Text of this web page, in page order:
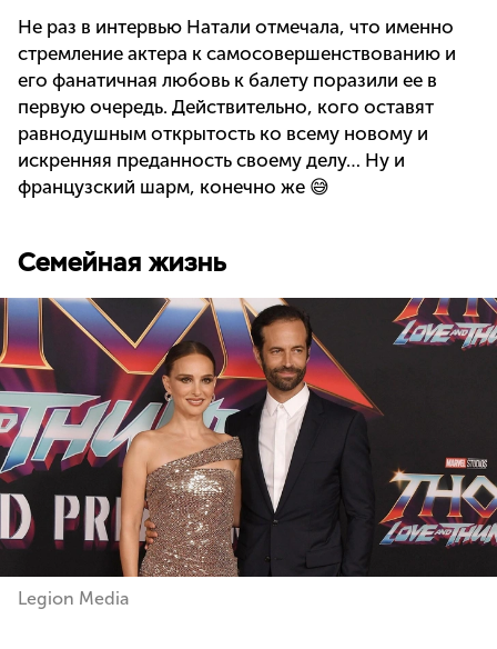
Не раз в интервью Натали отмечала, что именно
стремление актера к самосовершенствованию и
его фанатичная любовь к балету поразили ее в
первую очередь. Действительно, кого оставят
равнодушным открытость ко всему новому и
искренняя преданность своему делу… Ну и
французский шарм, конечно же 😅
Семейная жизнь
Legion Media